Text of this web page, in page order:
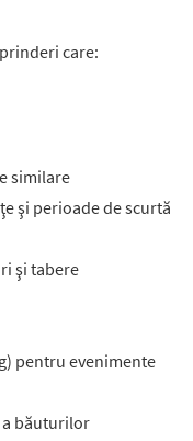
care:
similare
şi perioade de scurtă
şi tabere
pentru evenimente
a băuturilor